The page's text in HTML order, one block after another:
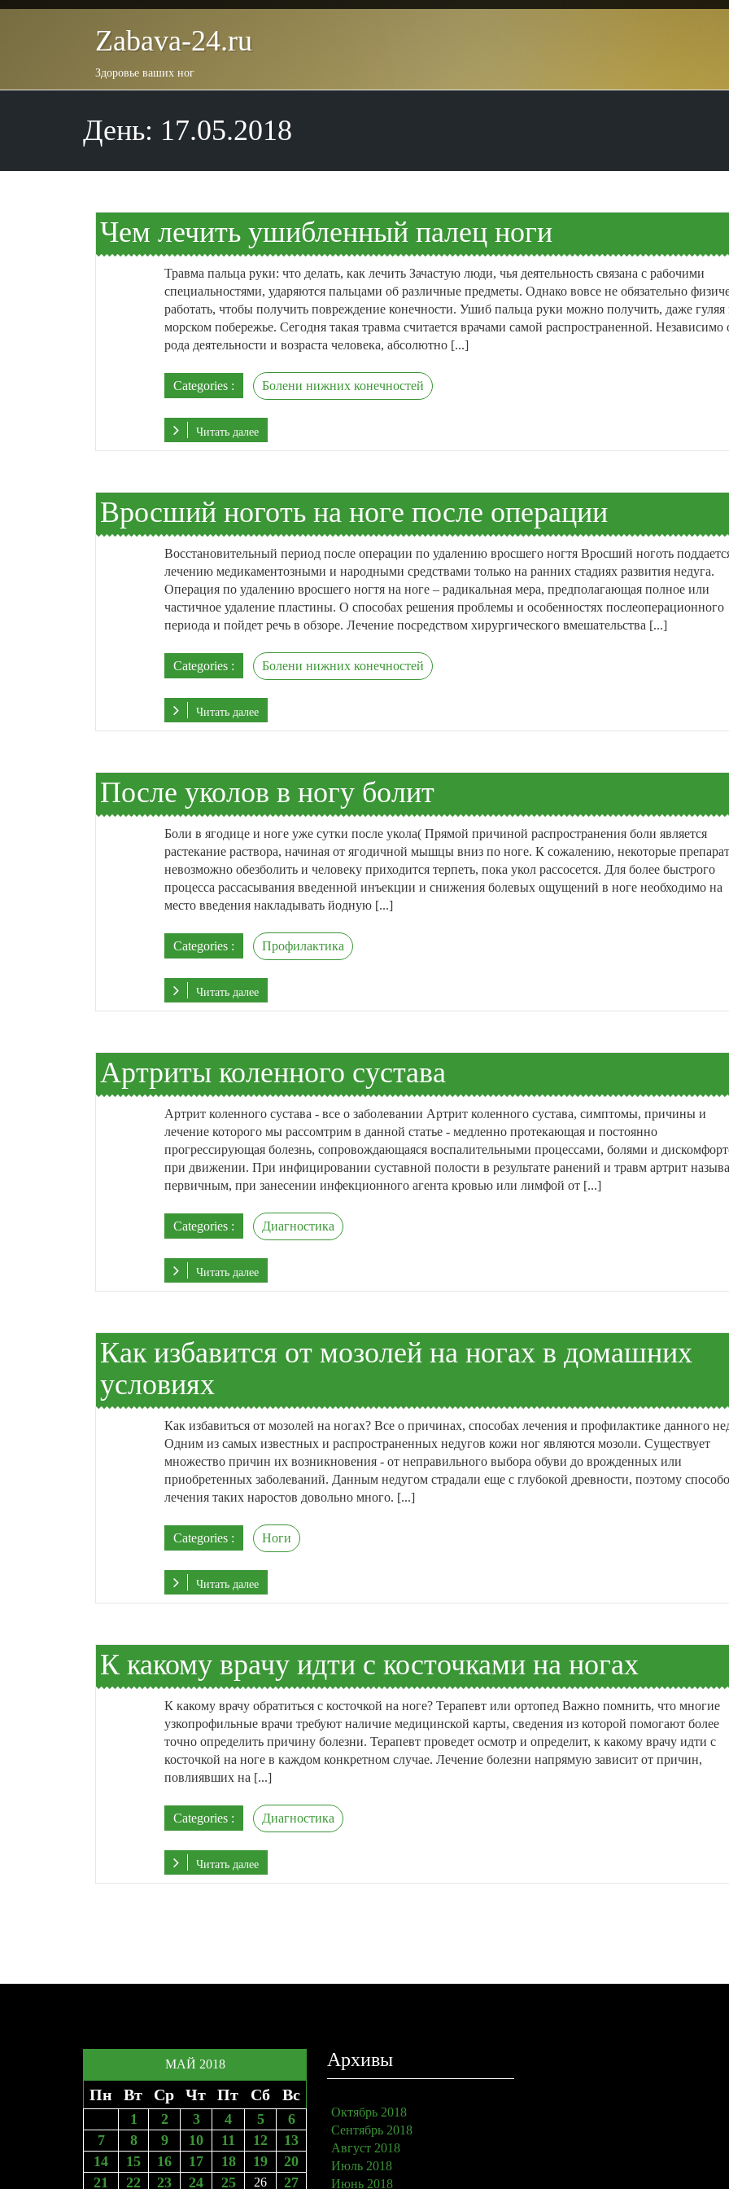
Zabava-24.ru
Здоровье ваших ног
День: 17.05.2018
Чем лечить ушибленный палец ноги
Травма пальца руки: что делать, как лечить Зачастую люди, чья деятельность связана с рабочими
специальностями, ударяются пальцами об различные предметы. Однако вовсе не обязательно
работать, чтобы получить повреждение конечности. Ушиб пальца руки можно получить, даже гуляя
морском побережье. Сегодня такая травма считается врачами самой распространенной. Независимо
рода деятельности и возраста человека, абсолютно [...]
Categories : Болени нижних конечностей
Читать далее
Вросший ноготь на ноге после операции
Восстановительный период после операции по удалению вросшего ногтя Вросший ноготь
лечению медикаментозными и народными средствами только на ранних стадиях развития недуга.
Операция по удалению вросшего ногтя на ноге – радикальная мера, предполагающая полное или
частичное удаление пластины. О способах решения проблемы и особенностях послеоперационного
периода и пойдет речь в обзоре. Лечение посредством хирургического вмешательства [...]
Categories : Болени нижних конечностей
Читать далее
После уколов в ногу болит
Боли в ягодице и ноге уже сутки после укола( Прямой причиной распространения боли является
растекание раствора, начиная от ягодичной мышцы вниз по ноге. К сожалению, некоторые
невозможно обезболить и человеку приходится терпеть, пока укол рассосется. Для более быстрого
процесса рассасывания введенной инъекции и снижения болевых ощущений в ноге необходимо на
место введения накладывать йодную [...]
Categories : Профилактика
Читать далее
Артриты коленного сустава
Артрит коленного сустава - все о заболевании Артрит коленного сустава, симптомы, причины и
лечение которого мы рассомтрим в данной статье - медленно протекающая и постоянно
прогрессирующая болезнь, сопровождающаяся воспалительными процессами, болями и
при движении. При инфицировании суставной полости в результате ранений и травм артрит
первичным, при занесении инфекционного агента кровью или лимфой от [...]
Categories : Диагностика
Читать далее
Как избавится от мозолей на ногах в домашних
условиях
Как избавиться от мозолей на ногах? Все о причинах, способах лечения и профилактике данного
Одним из самых известных и распространенных недугов кожи ног являются мозоли. Существует
множество причин их возникновения - от неправильного выбора обуви до врожденных или
приобретенных заболеваний. Данным недугом страдали еще с глубокой древности, поэтому
лечения таких наростов довольно много. [...]
Categories : Ноги
Читать далее
К какому врачу идти с косточками на ногах
К какому врачу обратиться с косточкой на ноге? Терапевт или ортопед Важно помнить, что многие
узкопрофильные врачи требуют наличие медицинской карты, сведения из которой помогают более
точно определить причину болезни. Терапевт проведет осмотр и определит, к какому врачу идти с
косточкой на ноге в каждом конкретном случае. Лечение болезни напрямую зависит от причин,
повлиявших на [...]
Categories : Диагностика
Читать далее
МАЙ 2018
Пн Вт Ср Чт Пт Сб Вс
1 2 3 4 5
6
7
8 9 10 11 12
13
14
15 16 17 18 19
20
21
22 23 24 25 26 27
Архивы
Октябрь 2018
Сентябрь 2018
Август 2018
Июль 2018
Июнь 2018